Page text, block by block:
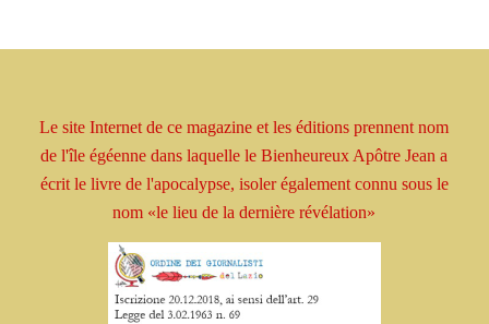
Le site Internet de ce magazine et les éditions prennentnom
de l'île égéenne dans laquelle le Bienheureux ApôtreJean a
écrit le livre de l'apocalypse, isolerégalement connu sous le
nom «le lieu de la dernière révélation»